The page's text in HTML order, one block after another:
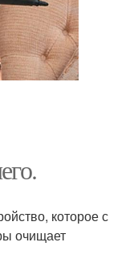
которое с
очищает